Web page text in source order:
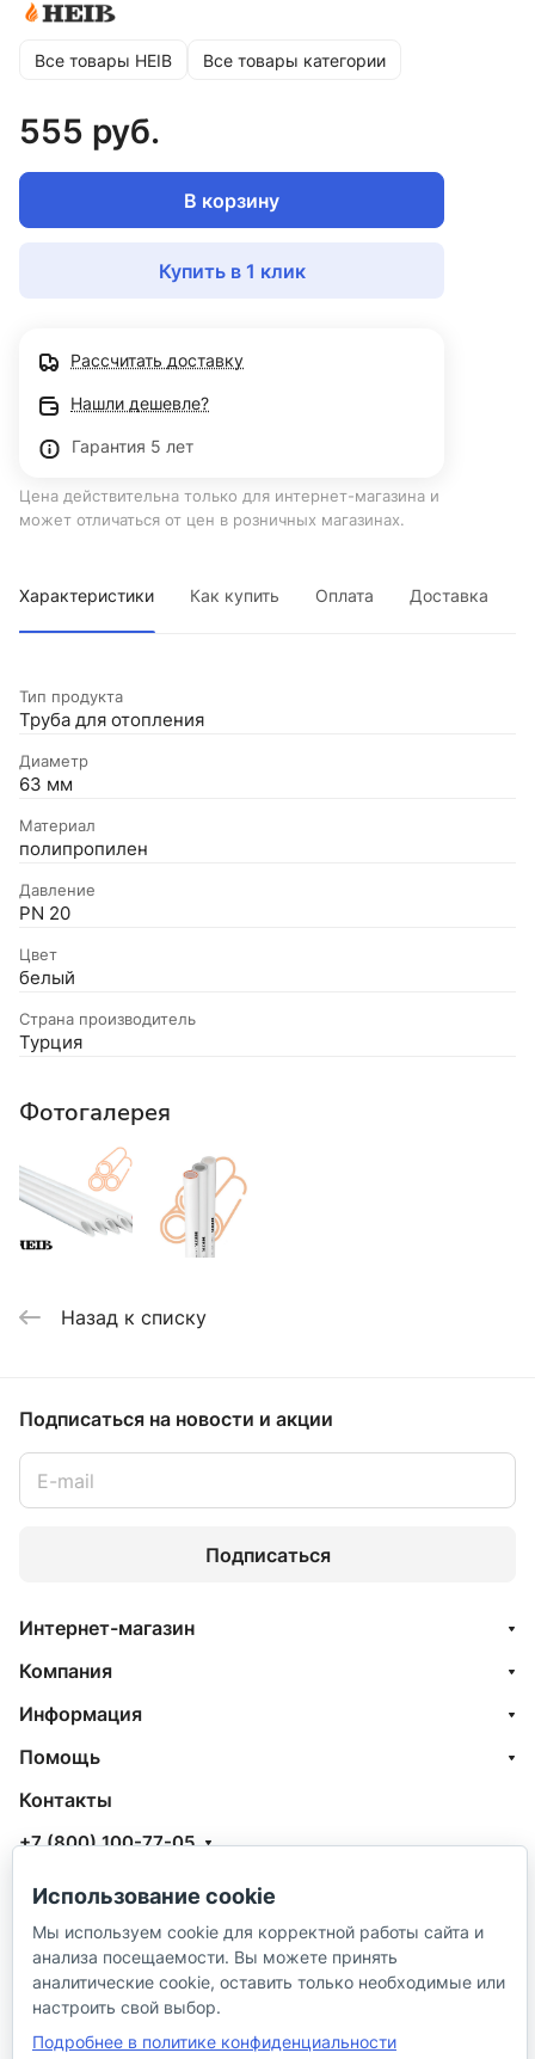
Все товары HEIB Все товары категории
555 руб.
В корзину
Купить в 1 клик
Рассчитать доставку
Нашли дешевле?
Гарантия 5 лет
Цена действительна только для интернет-магазина и
может отличаться от цен в розничных магазинах.
Характеристики Как купить Оплата Доставка
Тип продукта
Труба для отопления
Диаметр
63 мм
Материал
полипропилен
Давление
PN 20
Цвет
белый
Страна производитель
Турция
Фотогалерея
Назад к списку
Подписаться на новости и акции
Подписаться
Интернет-магазин
Компания
Информация
Помощь
Контакты
+7 (800) 100-77-05
info@aquatehnik.com
г. Краснодар (Центр),
ул. Чкалова, 167
Использование cookie
Мы используем cookie для корректной работы сайта и
анализа посещаемости. Вы можете принять
аналитические cookie, оставить только необходимые или
настроить свой выбор.
Подробнее в политике конфиденциальности